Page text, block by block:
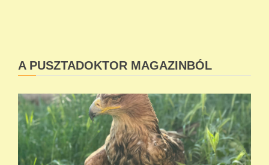
A PUSZTADOKTOR MAGAZINBÓL